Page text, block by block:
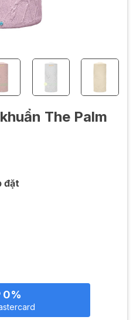
The Palm
đặt
0%